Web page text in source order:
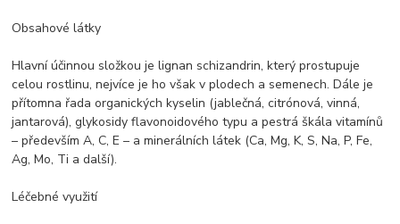
Obsahové látky
Hlavní účinnou složkou je lignan schizandrin, který prostupuje
celou rostlinu, nejvíce je ho však v plodech a semenech. Dále je
přítomna řada organických kyselin (jablečná, citrónová, vinná,
jantarová), glykosidy flavonoidového typu a pestrá škála vitamínů
– především A, C, E – a minerálních látek (Ca, Mg, K, S, Na, P, Fe,
Ag, Mo, Ti a další).
Léčebné využití